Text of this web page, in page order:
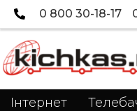
0 800 30-18-17
Інтернет